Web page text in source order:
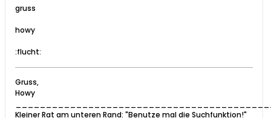
gruss
howy
:flucht:
Gruss,
Howy
Kleiner Rat am unteren Rand: "Benutze mal die Suchfunktion!"